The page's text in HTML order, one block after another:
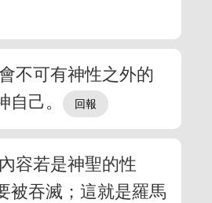
不可有神性之外的
己。
容若是神聖的性
被吞滅；這就是羅馬